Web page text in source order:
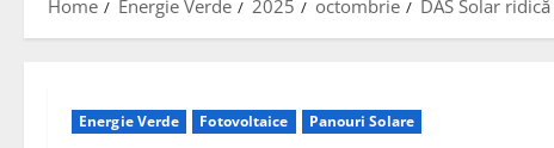
Home Energie Verde 2025 octombrie DAS Solar
Energie Verde Fotovoltaice Panouri Solare